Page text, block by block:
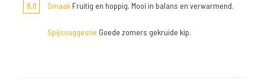
8,0 Smaak Fruitig en hoppig. Mooi in balans en verwarmend.
Spijssuggestie Goede zomers gekruide kip.